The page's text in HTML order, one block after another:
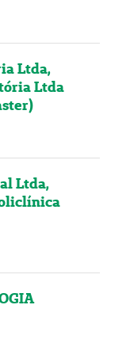
Ltda,
Ltda
Ltda,